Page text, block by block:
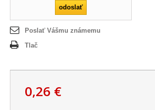
Poslať Vášmu známemu
Tlač
0,26 €